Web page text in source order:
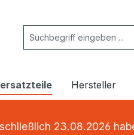
Hersteller
23.08.2026